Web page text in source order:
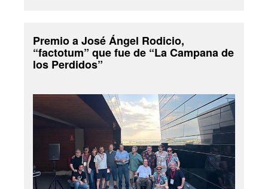
Premio a José Ángel Rodicio,
“factotum” que fue de “La Campana de
los Perdidos”